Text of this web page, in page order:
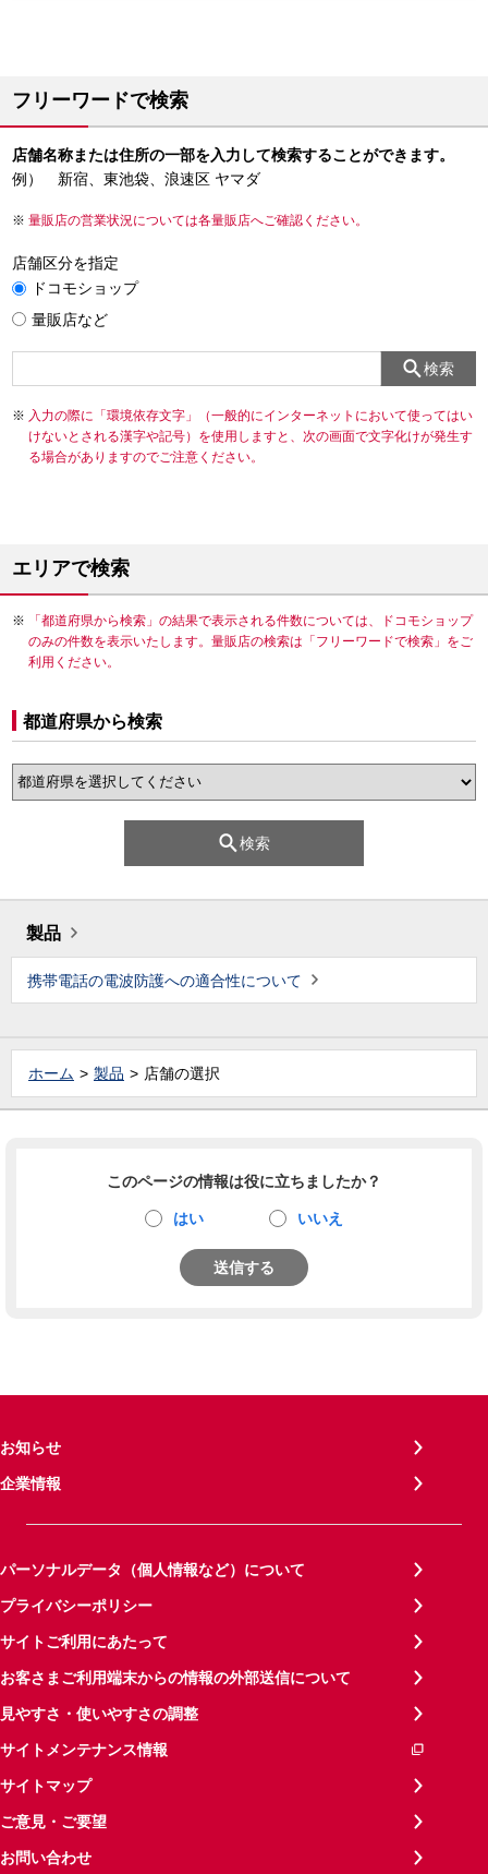
フリーワードで検索
店舗名称または住所の一部を入力して検索することができます。
例） 新宿、東池袋、浪速区 ヤマダ
量販店の営業状況については各量販店へご確認ください。
店舗区分を指定
ドコモショップ
量販店など
検索
入力の際に「環境依存文字」（一般的にインターネットにおいて使ってはい
けないとされる漢字や記号）を使用しますと、次の画面で文字化けが発生す
る場合がありますのでご注意ください。
エリアで検索
「都道府県から検索」の結果で表示される件数については、ドコモショップ
のみの件数を表示いたします。量販店の検索は「フリーワードで検索」をご
利用ください。
都道府県から検索
検索
製品
携帯電話の電波防護への適合性について
ホーム 製品 店舗の選択
このページの情報は役に立ちましたか？
はい いいえ
送信する
お知らせ
企業情報
パーソナルデータ（個人情報など）について
プライバシーポリシー
サイトご利用にあたって
お客さまご利用端末からの情報の外部送信について
見やすさ・使いやすさの調整
サイトメンテナンス情報
サイトマップ
ご意見・ご要望
お問い合わせ